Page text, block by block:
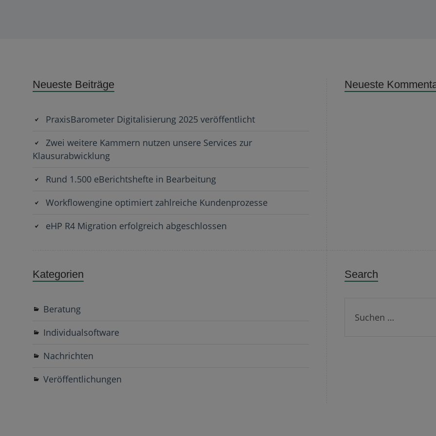
Subsidiary
Neueste Beiträge
PraxisBarometer Digitalisierung 2025 veröffentlicht
Zwei weitere Kammern nutzen unsere Services zur
Klausurabwicklung
Rund 1.500 eBerichtshefte in Bearbeitung
Workflowengine optimiert zahlreiche Kundenprozesse
eHP R4 Migration erfolgreich abgeschlossen
Neueste
Kategorien
Beratung
Individualsoftware
Nachrichten
Veröffentlichungen
Search
nach: